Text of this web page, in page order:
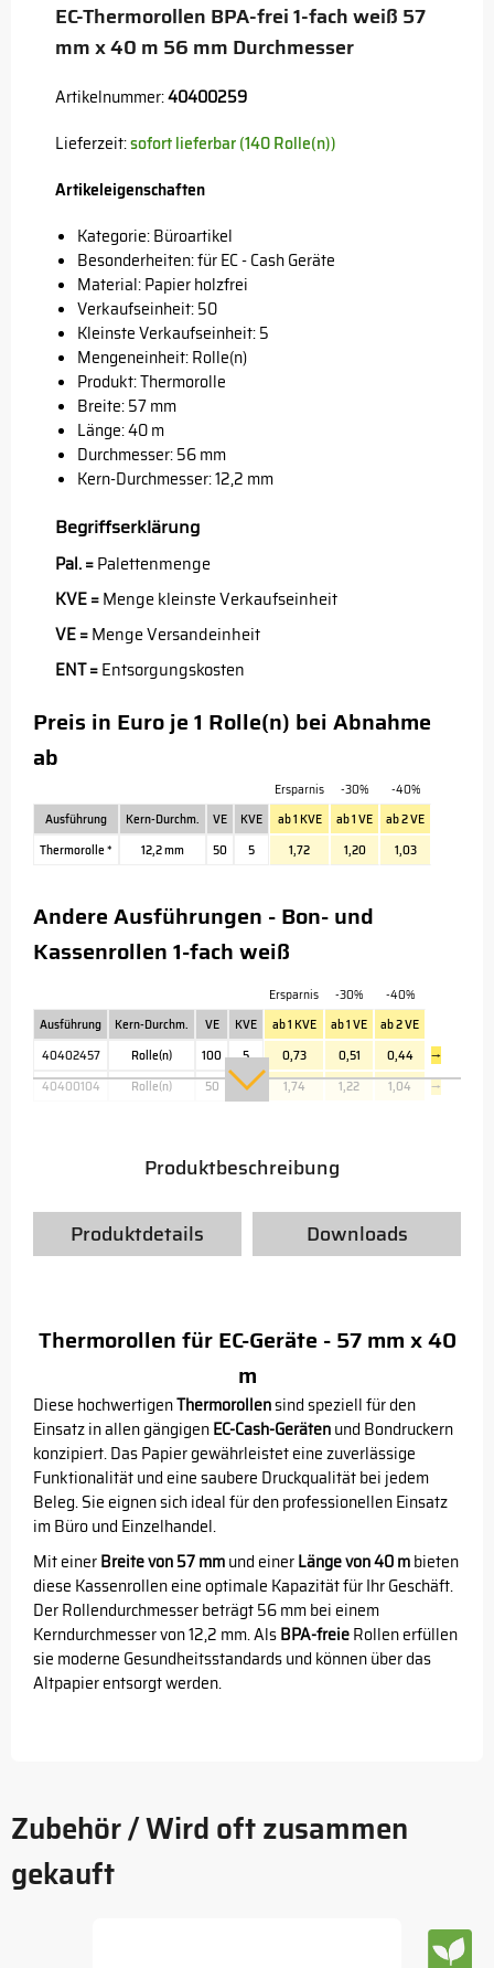
EC-Thermorollen BPA-frei 1-fach weiß 57
mm x 40 m 56 mm Durchmesser
Artikelnummer:40400259
Lieferzeit:sofort lieferbar (140 Rolle(n))
Artikeleigenschaften
Kategorie: Büroartikel
Besonderheiten: für EC - Cash Geräte
Material: Papier holzfrei
Verkaufseinheit: 50
Kleinste Verkaufseinheit: 5
Mengeneinheit: Rolle(n)
Produkt: Thermorolle
Breite: 57 mm
Länge: 40 m
Durchmesser: 56 mm
Kern-Durchmesser: 12,2 mm
Begriffserklärung
Pal. =Palettenmenge
KVE =Menge kleinste Verkaufseinheit
VE =Menge Versandeinheit
ENT =Entsorgungskosten
Preis in Euro je 1 Rolle(n) bei Abnahme
ab
Ersparnis -30%
-40%
Ausführung
Kern-Durchm. VE KVE ab 1 KVE ab 1 VE
ab 2 VE
Thermorolle *
12,2 mm 50 5 1,72 1,20 1,03
Andere Ausführungen - Bon- und
Kassenrollen 1-fach weiß
Ersparnis -30%
-40%
Ausführung
Kern-Durchm. VE KVE ab 1 KVE ab 1 VE
ab 2 VE
40402457
Rolle(n) 100 5 0,73 0,51 0,44
→
40400104
Rolle(n) 50 5 1,74 1,22 1,04 →
Produktbeschreibung
Produktdetails Downloads
Thermorollen für EC-Geräte - 57 mm x 40
m
Diese hochwertigenThermorollensind speziell für den
Einsatz in allen gängigenEC-Cash-Gerätenund Bondruckern
konzipiert. Das Papier gewährleistet eine zuverlässige
Funktionalität und eine saubere Druckqualität bei jedem
Beleg. Sie eignen sich ideal für den professionellen Einsatz
im Büro und Einzelhandel.
Mit einerBreite von 57 mmund einerLänge von 40 mbieten
diese Kassenrollen eine optimale Kapazität für Ihr Geschäft.
Der Rollendurchmesser beträgt 56 mm bei einem
Kerndurchmesser von 12,2 mm. AlsBPA-freieRollen erfüllen
sie moderne Gesundheitsstandards und können über das
Altpapier entsorgt werden.
Zubehör / Wird oft zusammen
gekauft